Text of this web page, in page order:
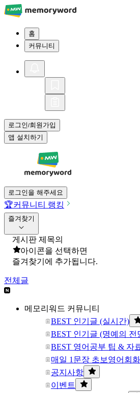
홈
커뮤니티
로그인/회원가입
앱 설치하기
로그인을 해주세요
🏆커뮤니티 랭킹
즐겨찾기
게시판 제목의
아이콘을 선택하면
즐겨찾기에 추가됩니다.
전체글
메모리워드 커뮤니티
BEST 인기글 (실시간)
BEST 인기글 (명예의 전
BEST 영어공부 팁 & 자
매일 1문장 초보영어회화
공지사항
이벤트